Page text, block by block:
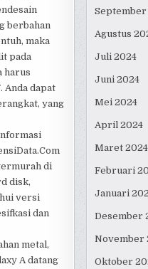
berbahan
maka
pada
harus
Anda dapat
yang
di
disk,
versi
dan
metal,
A datang
September
Agustus
Juli 2024
Juni 2024
Mei 2024
April 2024
Maret 2024
Februari
Januari
Desember
November
Oktober